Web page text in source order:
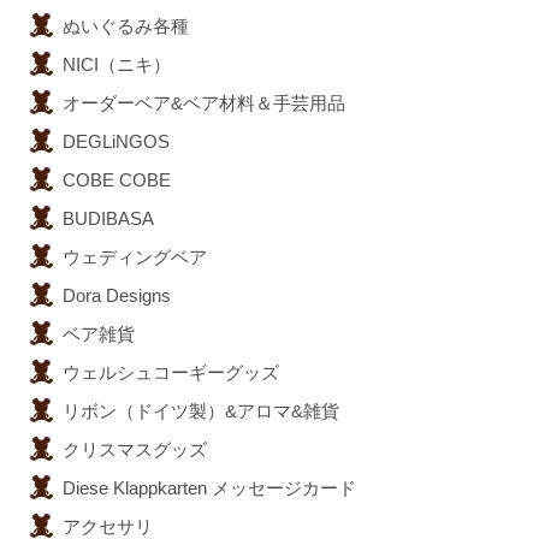
ぬいぐるみ各種
NICI（ニキ）
オーダーベア&ベア材料＆手芸用品
DEGLiNGOS
COBE COBE
BUDIBASA
ウェディングベア
Dora Designs
ベア雑貨
ウェルシュコーギーグッズ
リボン（ドイツ製）&アロマ&雑貨
クリスマスグッズ
Diese Klappkarten メッセージカード
アクセサリ